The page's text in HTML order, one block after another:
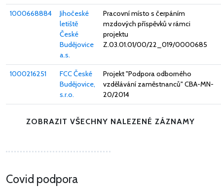
1000668884
Jihočeské
letiště
České
Budějovice
a.s.
Pracovní místo s čerpáním
mzdových příspěvků v rámci
projektu
Z.03.01.01/00/22_019/0000685
1000216251
FCC České
Budějovice,
s.r.o.
Projekt "Podpora odborného
vzdělávání zaměstnanců" CBA-MN-
20/2014
ZOBRAZIT VŠECHNY NALEZENÉ ZÁZNAMY
Covid podpora